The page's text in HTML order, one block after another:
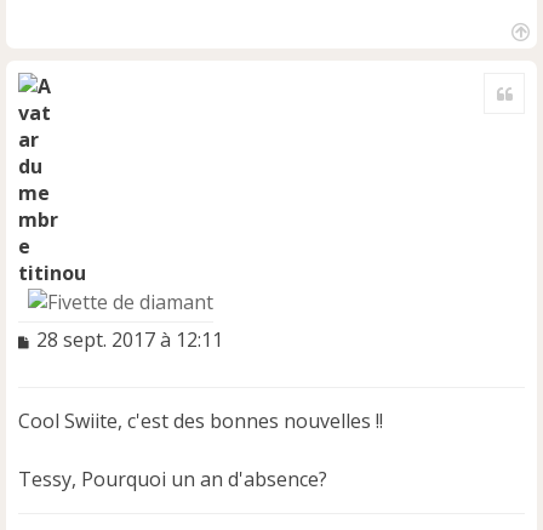
titinou
M
a
e
28 sept. 2017 à 12:11
Cool Swiite, c'est des bonnes nouvelles !!
Tessy, Pourquoi un an d'absence?